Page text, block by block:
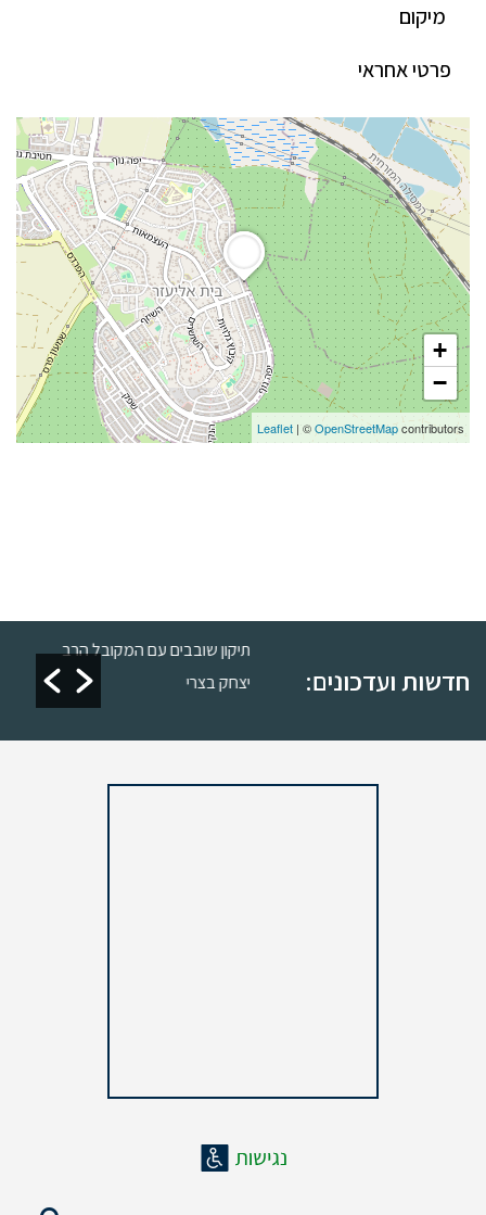
מיקום
פרטי אחראי
+
−
Leaflet | ©OpenStreetMapcontributors
חדשות ועדכונים:
תיקון שובבים עם המקובל הרב
יצחק בצרי